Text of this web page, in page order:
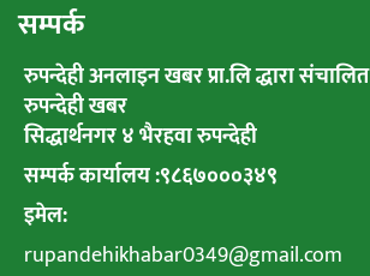
सम्पर्क
रुपन्देही अनलाइन खबर प्रा.लि द्धारा संचालित
रुपन्देही खबर
सिद्धार्थनगर ४ भैरहवा रुपन्देही
सम्पर्क कार्यालय :९८६७०००३४९
इमेल:
rupandehikhabar0349@gmail.com